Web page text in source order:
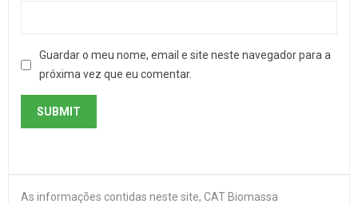
Guardar o meu nome, email e site neste navegador para a
próxima vez que eu comentar.
As informações contidas neste site, CAT Biomassa